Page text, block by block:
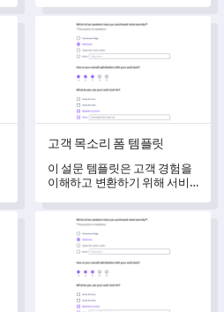
해줍니다.
고객 목소리 폼 템플릿
고객 목소리 폼 템플릿
이 설문 템플릿은 고객 경험을
이해하고 변환하기 위해 서비
도록 도와줍니다.
온라인 설문조사 템플릿